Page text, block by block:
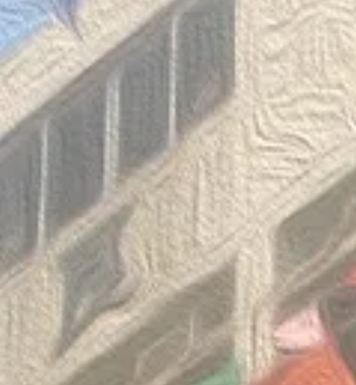
Congratulations to the winners
of the Thailand International
Mathematical Olympiad 2025
of the Pan-
International
Invitation
Round 2026